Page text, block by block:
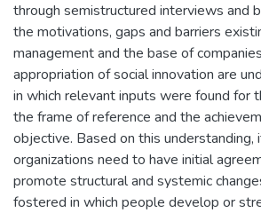
through semistructured interviews and
the motivations, gaps and barriers
management and the base of
appropriation of social innovation are
in which relevant inputs were found for
the frame of reference and the
objective. Based on this
organizations need to have initial
promote structural and systemic
fostered in which people develop or